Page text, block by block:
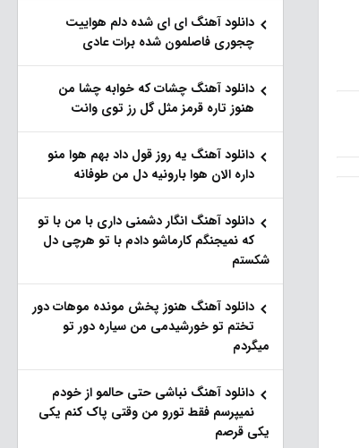
دانلود آهنگ ای ای شده دلم هواییت
چجوری فاصلمون شده برات عادی
دانلود آهنگ چشات که خوابه چشا من
هنوز تاره قرمز مثل گل رز توی وانت
دانلود آهنگ یه روز قول داد بهم هوا منو
داره الان هوا بارونیه دل من طوفانه
دانلود آهنگ انگار دشمنی داری با من با تو
که نمیجنگم کارماشو دادم با تو هرچی دل
شکستم
دانلود آهنگ هنوز پخش مونده موهات دور
تختم تو خورشیدمی من سیاره دور تو
میگردم
دانلود آهنگ نباشی حتی حالمو از خودم
نمیپرسم فقط تورو من وقتی پاک کنم یکی
یکی قرصم